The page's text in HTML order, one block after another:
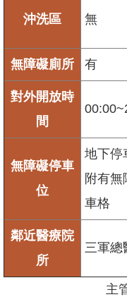
沖洗區 無
無障礙廁所 有
對外開放時
間
無障礙停車
位
地下停
附有無
車格
鄰近醫療院
所
三軍總
主